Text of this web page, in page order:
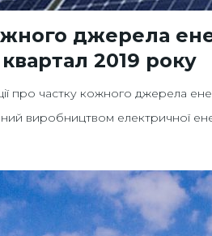
джерела
квартал 2019 року
про частку кожного джерела
виробництвом електричної